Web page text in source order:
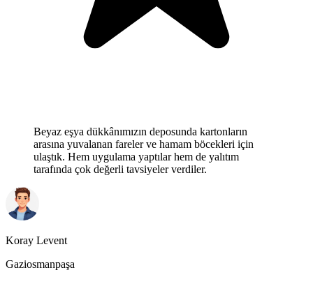
Beyaz eşya dükkânımızın deposunda kartonların
arasına yuvalanan fareler ve hamam böcekleri için
ulaştık. Hem uygulama yaptılar hem de yalıtım
tarafında çok değerli tavsiyeler verdiler.
Koray Levent
Gaziosmanpaşa